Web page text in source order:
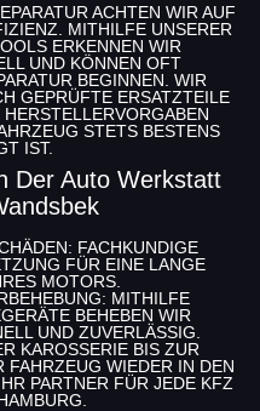
ACHTEN WIR AUF
MITHILFE UNSERER
ERKENNEN WIR
UND KÖNNEN OFT
BEGINNEN. WIR
GEPRÜFTE ERSATZTEILE U
E
STETS BESTENS V
IST.
Der Auto Werkstatt
: FACHKUNDIGE
FÜR EINE LANGE
MOTORS.
: MITHILFE
BEHEBEN WIR
UND ZUVERLÄSSIG.
KAROSSERIE BIS ZUR
FAHRZEUG WIEDER IN DEN
PARTNER FÜR JEDE KFZ